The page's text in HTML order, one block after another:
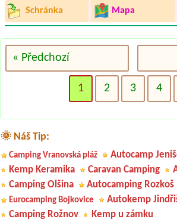
Schránka Mapa
« Předchozí
1 2 3 4
🌞 Náš Tip:
Camping Vranovská pláž
Autocamp
Kemp Keramika
Caravan Camping
Camping Olšina
Autocamping Rozkoš
Eurocamping Bojkovice
Autokemp
Camping Rožnov
Kemp u zámku